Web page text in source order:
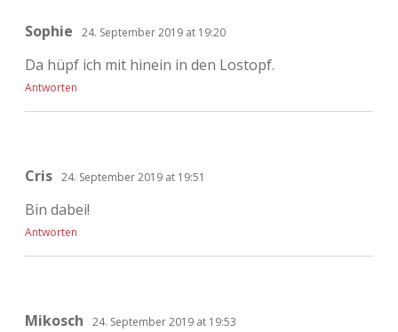
Sophie 24. September 2019 at 19:20
Da hüpf ich mit hinein in den Lostopf.
Antworten
Cris 24. September 2019 at 19:51
Bin dabei!
Antworten
Mikosch 24. September 2019 at 19:53